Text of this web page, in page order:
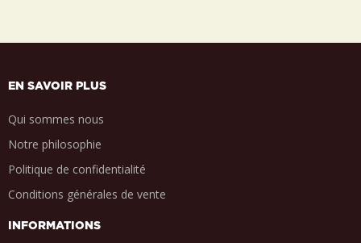
EN SAVOIR PLUS
Qui sommes nous
Notre philosophie
Politique de confidentialité
Conditions générales de vente
INFORMATIONS